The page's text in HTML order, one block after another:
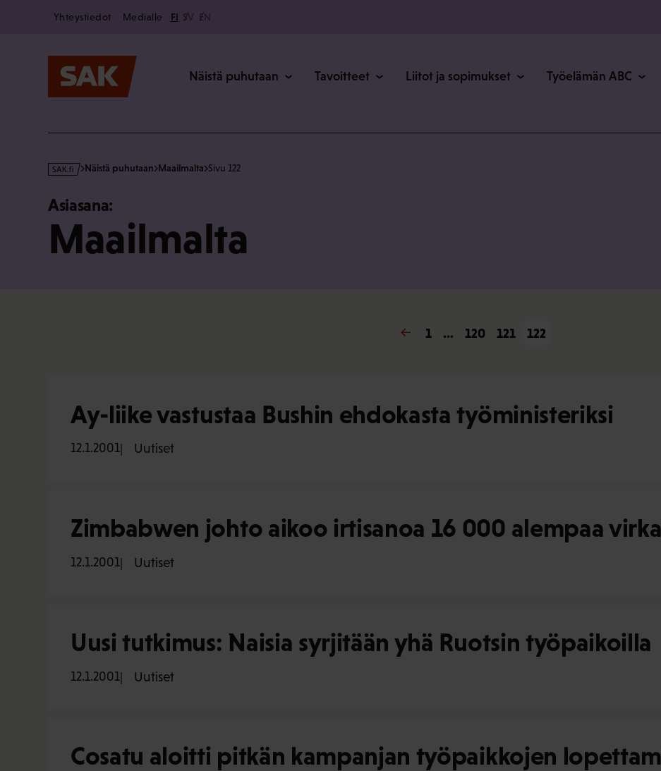
Secondary
Yhteystiedot Medialle FI SV EN
Näistä puhutaan Tavoitteet Liitot ja sopimukset Työelämän ABC
s
·
Näistä puhutaan Maailmalta Sivu 122
Asiasana:
Maailmalta
« Edellinen
1 … 120 121 122
Ay-liike vastustaa Bushin ehdokasta työministeriksi
12.1.2001 Uutiset
Zimbabwen johto aikoo irtisanoa 16 000 alempaa
12.1.2001 Uutiset
Uusi tutkimus: Naisia syrjitään yhä Ruotsin työpaikoilla
12.1.2001 Uutiset
Cosatu aloitti pitkän kampanjan työpaikkojen